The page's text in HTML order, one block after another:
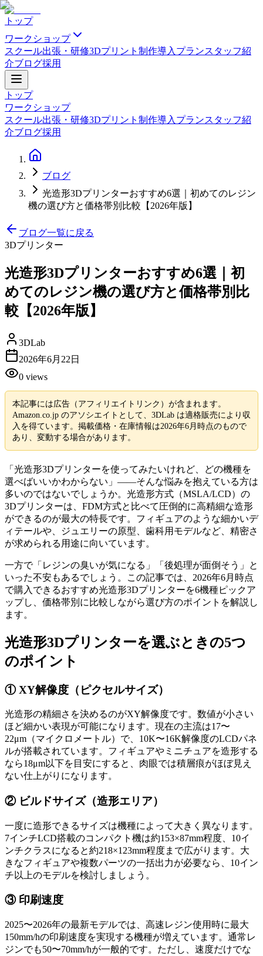
トップ
ワークショップ
スクール出張・研修3Dプリント制作導入プランスタッフ紹
介ブログ採用
トップ
ワークショップ
スクール出張・研修3Dプリント制作導入プランスタッフ紹
介ブログ採用
ブログ
光造形3Dプリンターおすすめ6選｜初めてのレジン
機の選び方と価格帯別比較【2026年版】
ブログ一覧に戻る
3Dプリンター
光造形3Dプリンターおすすめ6選｜初
めてのレジン機の選び方と価格帯別比
較【2026年版】
3DLab
2026年6月22日
0 views
本記事には広告（アフィリエイトリンク）が含まれます。
Amazon.co.jp のアソシエイトとして、3DLab は適格販売により収
入を得ています。掲載価格・在庫情報は2026年6月時点のもので
あり、変動する場合があります。
「光造形3Dプリンターを使ってみたいけれど、どの機種を
選べばいいかわからない」——そんな悩みを抱えている方は
多いのではないでしょうか。光造形方式（MSLA/LCD）の
3Dプリンターは、FDM方式と比べて圧倒的に高精細な造形
ができるのが最大の特長です。フィギュアのような細かいデ
ィテールや、ジュエリーの原型、歯科用モデルなど、精密さ
が求められる用途に向いています。
一方で「レジンの臭いが気になる」「後処理が面倒そう」と
いった不安もあるでしょう。この記事では、2026年6月時点
で購入できるおすすめ光造形3Dプリンターを6機種ピックア
ップし、価格帯別に比較しながら選び方のポイントを解説し
ます。
光造形3Dプリンターを選ぶときの5つ
のポイント
① XY解像度（ピクセルサイズ）
光造形の精細さを決めるのがXY解像度です。数値が小さい
ほど細かい表現が可能になります。現在の主流は17〜
22μm（マイクロメートル）で、10K〜16K解像度のLCDパネ
ルが搭載されています。フィギュアやミニチュアを造形する
なら18μm以下を目安にすると、肉眼では積層痕がほぼ見え
ない仕上がりになります。
② ビルドサイズ（造形エリア）
一度に造形できるサイズは機種によって大きく異なります。
7インチLCD搭載のコンパクト機は約153×87mm程度、10イ
ンチクラスになると約218×123mm程度まで広がります。大
きなフィギュアや複数パーツの一括出力が必要なら、10イン
チ以上のモデルを検討しましょう。
③ 印刷速度
2025〜2026年の最新モデルでは、高速レジン使用時に最大
150mm/hの印刷速度を実現する機種が増えています。通常レ
ジンでも50〜70mm/hが一般的です。ただし、速度だけでな